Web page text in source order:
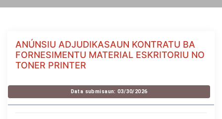
ANÚNSIU ADJUDIKASAUN KONTRATU BA
FORNESIMENTU MATERIAL ESKRITORIU NO
TONER PRINTER
Data submisaun: 03/30/2026